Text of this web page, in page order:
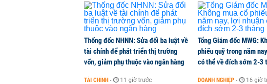
TÀI CHÍNH - 1 phút trước
Xuất khẩu gạo của Thái Lan dự kiến giảm 15%
HÀNG HÓA 1 phút trước
PNJ triệu tập họp bất thường, dự kiến điều
Thống đốc NHNN: Sửa đổi ba luật về
tài chính để phát triển thị trường
vốn, giảm phụ thuộc vào ngân hàng
TÀI CHÍNH - 11 giờ trước
Tổng Giám đốc MWG:
phiếu quỹ trong năm
có thể về đích sớm 2-3
DOANH NGHIỆP - 16 giờ